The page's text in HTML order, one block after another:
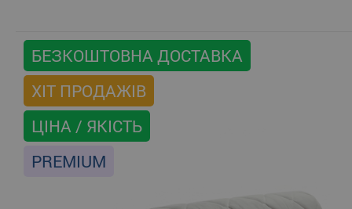
БЕЗКОШТОВНА ДОСТАВКА
ХІТ ПРОДАЖІВ
ЦІНА / ЯКІСТЬ
PREMIUM